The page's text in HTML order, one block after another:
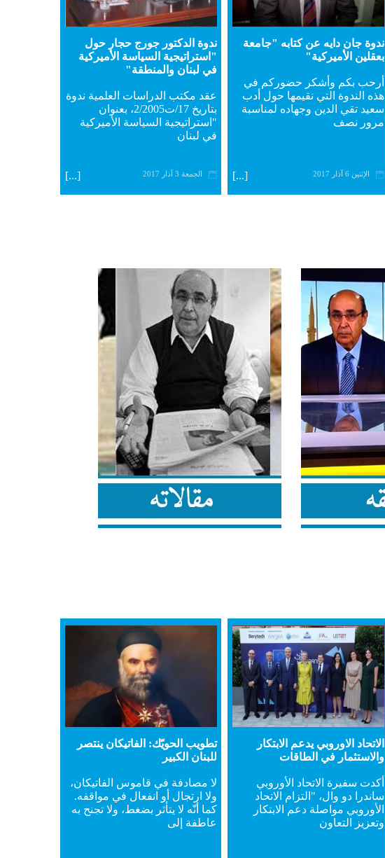
ندوة جان دايه عن كتابه "جامعة
بعقلين الأميركية"
أرحب بكم وأشكر حضوركم في
هذه الندوة التي نقيمها حول أدب
سعيد تقي الدين وجهاده لمناسبة
مرور نصف
الإثنين 6 آذار 2017 [...]
ندوة الدكتور جورج حجار حول
"استراتيجية السياسة الأميركية
في لبنان والمنطقة"
عقد مكتب الدراسات العلمية ندوة
بتاريخ 17/ت2/2005، بعنوان
"استراتيجية السياسة الأميركية
في لبنان
الجمعة 3 آذار 2017 [...]
الاتحاد الاوروبي يدعم الابتكار
والاستثمار في الطاقات
أكدت سفيرة الاتحاد الأوروبي
ساندرا دو وال، "التزام الاتحاد
الأوروبي مواصلة دعم الابتكار
وتعزيز التعاون
تطويب الحويّك: الفاتيكان ينتصر
للبنان الكبير
لا مصادفة في قاموس الفاتيكان،
ولا ارتجال أو انفعال في مواقفه.
كما أنّه لا يتأثر بضغط، ولا تجنح به
عاطفة إلى